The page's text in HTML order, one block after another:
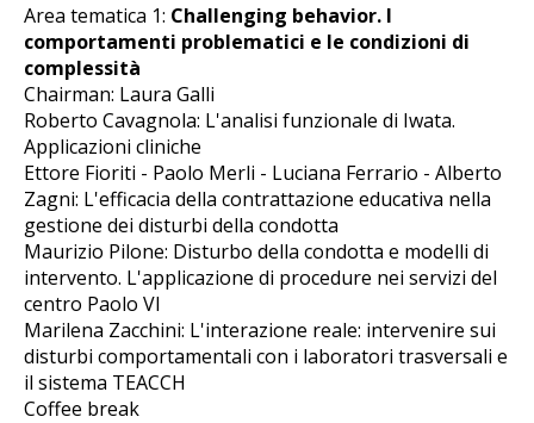
Area tematica 1: Challenging behavior. I
comportamenti problematici e le condizioni di
complessità
Chairman: Laura Galli
Roberto Cavagnola: L'analisi funzionale di Iwata.
Applicazioni cliniche
Ettore Fioriti - Paolo Merli - Luciana Ferrario - Alberto
Zagni: L'efficacia della contrattazione educativa nella
gestione dei disturbi della condotta
Maurizio Pilone: Disturbo della condotta e modelli di
intervento. L'applicazione di procedure nei servizi del
centro Paolo VI
Marilena Zacchini: L'interazione reale: intervenire sui
disturbi comportamentali con i laboratori trasversali e
il sistema TEACCH
Coffee break